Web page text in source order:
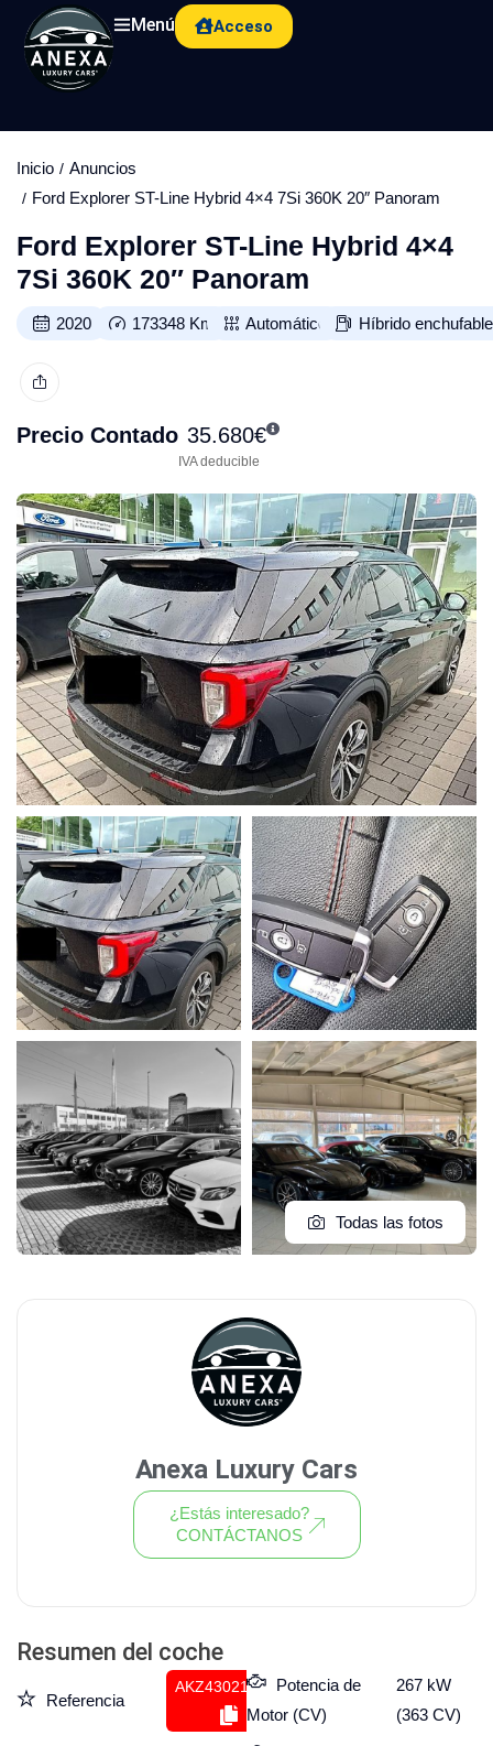
Menú Acceso
Inicio
Anuncios
Ford Explorer ST-Line Hybrid 4×4 7Si 360K 20″ Panoram
Ford Explorer ST-Line Hybrid 4×4
7Si 360K 20″ Panoram
2020 173348 Km Automático Híbrido enchufable
Precio Contado 35.680€
IVA deducible
Todas las fotos
Resumen del coche
Referencia
AKZ430214239Potencia de
Motor (CV)
267 kW
(363 CV)
Anexa Luxury Cars
¿Estás interesado?
CONTÁCTANOS